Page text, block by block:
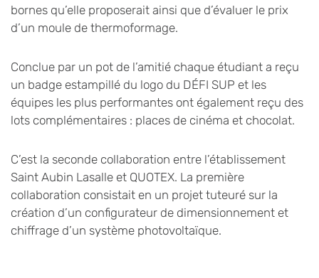
bornes qu’elle proposerait ainsi que d’évaluer le prix
d’un moule de thermoformage.
Conclue par un pot de l’amitié chaque étudiant a reçu
un badge estampillé du logo du DÉFI SUP et les
équipes les plus performantes ont également reçu des
lots complémentaires : places de cinéma et chocolat.
C’est la seconde collaboration entre l’établissement
Saint Aubin Lasalle et QUOTEX. La première
collaboration consistait en un projet tuteuré sur la
création d’un configurateur de dimensionnement et
chiffrage d’un système photovoltaïque.